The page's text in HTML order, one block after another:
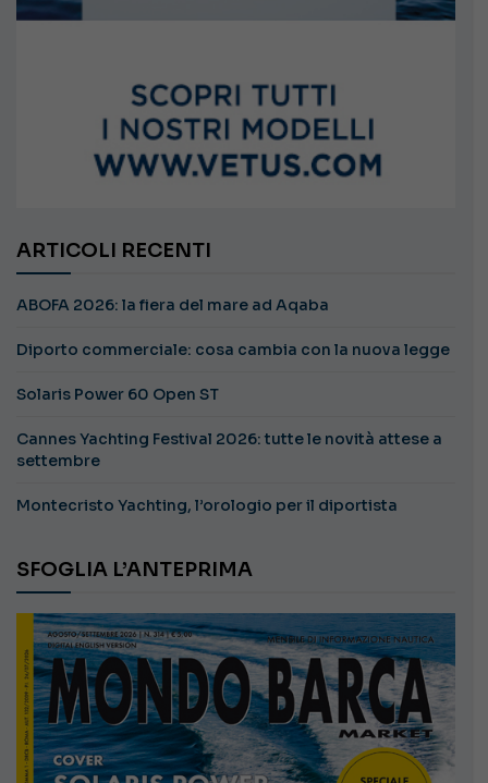
ARTICOLI RECENTI
ABOFA 2026: la fiera del mare ad Aqaba
Diporto commerciale: cosa cambia con la nuova legge
Solaris Power 60 Open ST
Cannes Yachting Festival 2026: tutte le novità attese a
settembre
Montecristo Yachting, l’orologio per il diportista
SFOGLIA L’ANTEPRIMA